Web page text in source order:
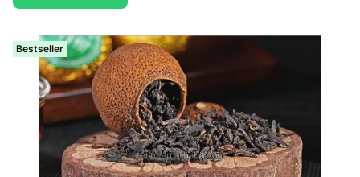
Bestseller